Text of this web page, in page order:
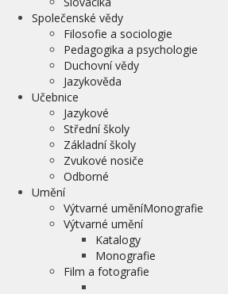
Společenské vědy
Filosofie a sociologie
Pedagogika a psychologie
Duchovní vědy
Jazykověda
Učebnice
Jazykové
Střední školy
Základní školy
Zvukové nosiče
Odborné
Umění
Výtvarné uměníMonografie
Výtvarné umění
Katalogy
Monografie
Film a fotografie